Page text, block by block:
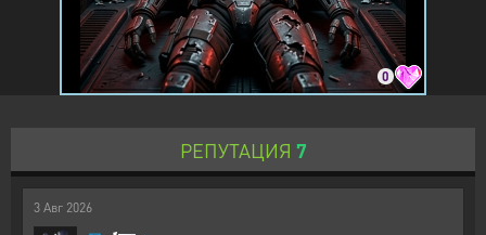
0
РЕПУТАЦИЯ 7
3 Авг 2026